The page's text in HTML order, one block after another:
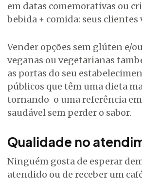
em datas comemorativas ou
bebida + comida: seus clientes
Vender opções sem glúten e/
veganas ou vegetarianas
as portas do seu
públicos que têm uma dieta
tornando-o uma referência
saudável sem perder o sabor.
Qualidade no
Ninguém gosta de esperar
atendido ou de receber um